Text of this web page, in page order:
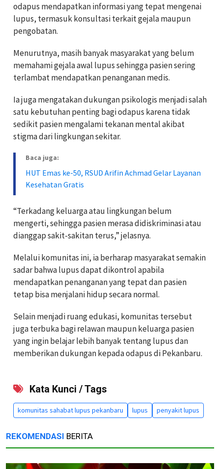
odapus mendapatkan informasi yang tepat mengenai
lupus, termasuk konsultasi terkait gejala maupun
pengobatan.
Menurutnya, masih banyak masyarakat yang belum
memahami gejala awal lupus sehingga pasien sering
terlambat mendapatkan penanganan medis.
Ia juga mengatakan dukungan psikologis menjadi salah
satu kebutuhan penting bagi odapus karena tidak
sedikit pasien mengalami tekanan mental akibat
stigma dari lingkungan sekitar.
Baca juga:
HUT Emas ke-50, RSUD Arifin Achmad Gelar Layanan
Kesehatan Gratis
“Terkadang keluarga atau lingkungan belum
mengerti, sehingga pasien merasa didiskriminasi atau
dianggap sakit-sakitan terus,” jelasnya.
Melalui komunitas ini, ia berharap masyarakat semakin
sadar bahwa lupus dapat dikontrol apabila
mendapatkan penanganan yang tepat dan pasien
tetap bisa menjalani hidup secara normal.
Selain menjadi ruang edukasi, komunitas tersebut
juga terbuka bagi relawan maupun keluarga pasien
yang ingin belajar lebih banyak tentang lupus dan
memberikan dukungan kepada odapus di Pekanbaru.
Kata Kunci / Tags
komunitas sahabat lupus pekanbaru lupus penyakit lupus
REKOMENDASI BERITA